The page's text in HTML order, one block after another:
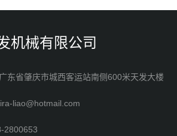
机械有限公司
东省肇庆市城西客运站南侧600米天发大楼
liao@hotmail.com
2800653